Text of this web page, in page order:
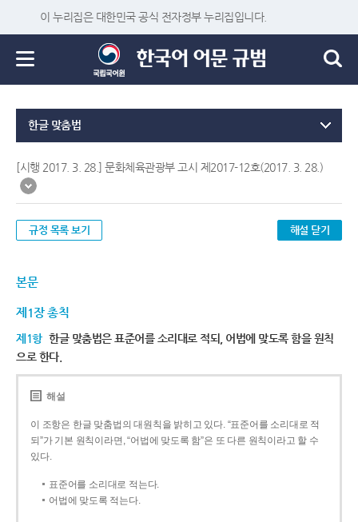
이 누리집은 대한민국 공식 전자정부 누리집입니다.
한글 맞춤법
[시행 2017. 3. 28.] 문화체육관광부 고시 제2017-12호(2017. 3. 28.)
규정 목록 보기 해설 닫기
본문
제1장 총칙
제1항 한글 맞춤법은 표준어를 소리대로 적되, 어법에 맞도록 함을 원칙
으로 한다.
해설
이 조항은 한글 맞춤법의 대원칙을 밝히고 있다. “표준어를 소리대로 적
되”가 기본 원칙이라면, “어법에 맞도록 함”은 또 다른 원칙이라고 할 수
있다.
표준어를 소리대로 적는다.
어법에 맞도록 적는다.